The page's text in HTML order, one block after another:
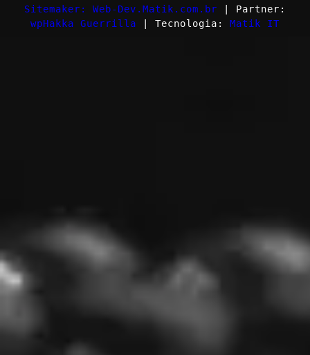
Sitemaker: Web-Dev.Matik.com.br | Partner:
wpHakka Guerrilla | Tecnologia: Matik IT